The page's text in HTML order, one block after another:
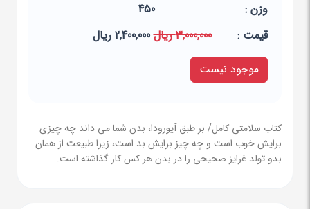
وزن :
450
قيمت :
3,000,000 ریال
2,400,000 ریال
موجود نیست
کتاب سلامتی کامل/ بر طبق آیورودا، بدن شما می داند چه چیزی
برایش خوب است و چه چیز برایش بد است، زیرا طبیعت از همان
بدو تولد غرایز صحیحی را در بدن هر کس کار گذاشته است.